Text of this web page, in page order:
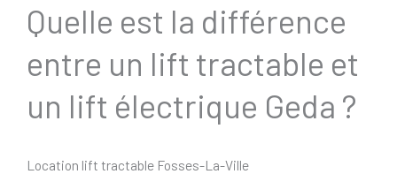
Quelle est la différence
entre un lift tractable et
un lift électrique Geda ?
Location lift tractable Fosses-La-Ville